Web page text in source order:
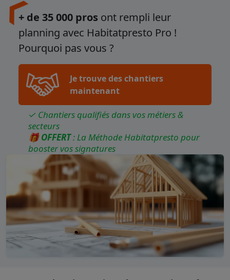
+ de 35 000 pros ont rempli leur
planning avec Habitatpresto Pro !
Pourquoi pas vous ?
Je trouve des chantiers
maintenant
✓ Chantiers qualifiés dans vos métiers &
secteurs
🎁OFFERT: La Méthode Habitatpresto pour
booster vos signatures